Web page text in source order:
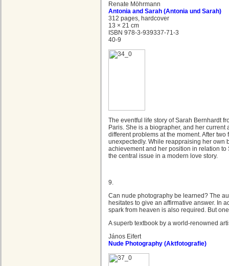
Renate Möhrmann
Antonia and Sarah (Antonia und Sarah)
312 pages, hardcover
13 × 21 cm
ISBN 978-3-939337-71-3
40-9
The eventful life story of Sarah Bernhardt
Paris. She is a biographer, and her
different problems at the moment. After
unexpectedly. While reappraising her own
achievement and her position in relation to
the central issue in a modern love story.
9.
Can nude photography be learned? The
hesitates to give an affirmative answer. In
spark from heaven is also required. But
A superb textbook by a world-renowned
János Eifert
Nude Photography (Aktfotografie)